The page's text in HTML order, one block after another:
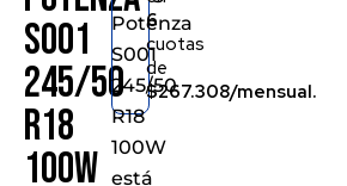
S001
245/50
R18
100W
6
cuotas
de
$267.308/mensual.
Potenza
S001
245/50
R18
100W
está